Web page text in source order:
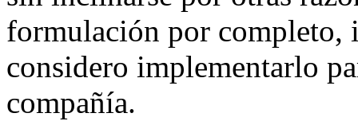
formulación por completo,
considero implementarlo
compañía.